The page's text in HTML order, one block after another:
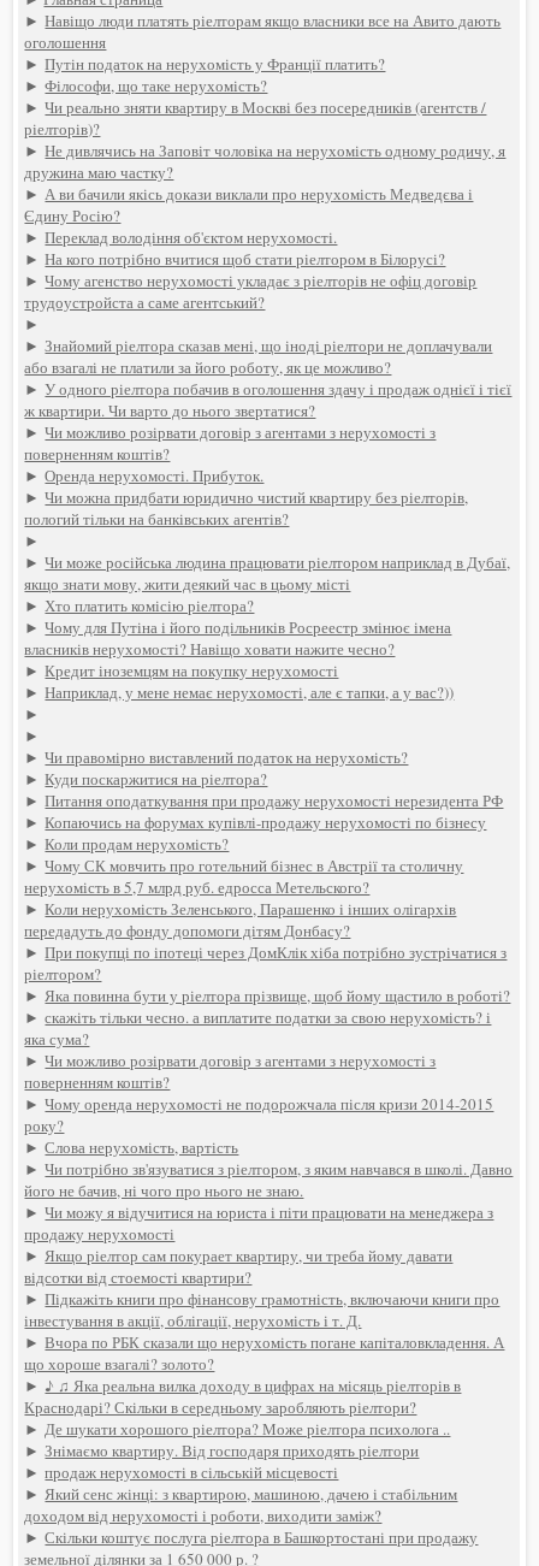
►Навіщо люди платять ріелторам якщо власники все на Авито дають
оголошення
►Путін податок на нерухомість у Франції платить?
►Філософи, що таке нерухомість?
►Чи реально зняти квартиру в Москві без посередників (агентств /
ріелторів)?
►Не дивлячись на Заповіт чоловіка на нерухомість одному родичу, я
дружина маю частку?
►А ви бачили якісь докази виклали про нерухомість Медведєва і
Єдину Росію?
►Переклад володіння об'єктом нерухомості.
►На кого потрібно вчитися щоб стати ріелтором в Білорусі?
►Чому агенство нерухомості укладає з ріелторів не офіц договір
трудоустройста а саме агентський?
►
►Знайомий ріелтора сказав мені, що іноді ріелтори не доплачували
або взагалі не платили за його роботу, як це можливо?
►У одного ріелтора побачив в оголошення здачу і продаж однієї і тієї
ж квартири. Чи варто до нього звертатися?
►Чи можливо розірвати договір з агентами з нерухомості з
поверненням коштів?
►Оренда нерухомості. Прибуток.
►Чи можна придбати юридично чистий квартиру без ріелторів,
пологий тільки на банківських агентів?
►
►Чи може російська людина працювати ріелтором наприклад в Дубаї,
якщо знати мову, жити деякий час в цьому місті
►Хто платить комісію ріелтора?
►Чому для Путіна і його подільників Росреестр змінює імена
власників нерухомості? Навіщо ховати нажите чесно?
►Кредит іноземцям на покупку нерухомості
►Наприклад, у мене немає нерухомості, але є тапки, а у вас?))
►
►
►Чи правомірно виставлений податок на нерухомість?
►Куди поскаржитися на ріелтора?
►Питання оподаткування при продажу нерухомості нерезидента РФ
►Копаючись на форумах купівлі-продажу нерухомості по бізнесу
►Коли продам нерухомість?
►Чому СК мовчить про готельний бізнес в Австрії та столичну
нерухомість в 5,7 млрд руб. едросса Метельского?
►Коли нерухомість Зеленського, Парашенко і інших олігархів
передадуть до фонду допомоги дітям Донбасу?
►При покупці по іпотеці через ДомКлік хіба потрібно зустрічатися з
ріелтором?
►Яка повинна бути у ріелтора прізвище, щоб йому щастило в роботі?
►скажіть тільки чесно. а виплатите податки за свою нерухомість? і
яка сума?
►Чи можливо розірвати договір з агентами з нерухомості з
поверненням коштів?
►Чому оренда нерухомості не подорожчала після кризи 2014-2015
року?
►Слова нерухомість, вартість
►Чи потрібно зв'язуватися з ріелтором, з яким навчався в школі. Давно
його не бачив, ні чого про нього не знаю.
►Чи можу я відучитися на юриста і піти працювати на менеджера з
продажу нерухомості
►Якщо ріелтор сам покурает квартиру, чи треба йому давати
відсотки від стоемості квартири?
►Підкажіть книги про фінансову грамотність, включаючи книги про
інвестування в акції, облігації, нерухомість і т. Д.
►Вчора по РБК сказали що нерухомість погане капіталовкладення. А
що хороше взагалі? золото?
► ♪ ♫ Яка реальна вилка доходу в цифрах на місяць ріелторів в
Краснодарі? Скільки в середньому заробляють ріелтори?
►Де шукати хорошого ріелтора? Може ріелтора психолога ..
►Знімаємо квартиру. Від господаря приходять ріелтори
►продаж нерухомості в сільській місцевості
►Який сенс жінці: з квартирою, машиною, дачею і стабільним
доходом від нерухомості і роботи, виходити заміж?
►Скільки коштує послуга ріелтора в Башкортостані при продажу
земельної ділянки за 1 650 000 р. ?